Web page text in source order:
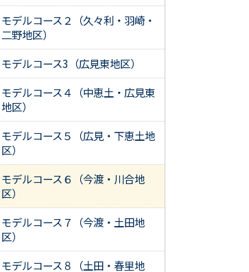
モデルコース２（久々利・羽崎・
二野地区）
モデルコース3（広見東地区）
モデルコース４（中恵土・広見東
地区）
モデルコース５（広見・下恵土地
区）
モデルコース６（今渡・川合地
区）
モデルコース７（今渡・土田地
区）
モデルコース８（土田・春里地